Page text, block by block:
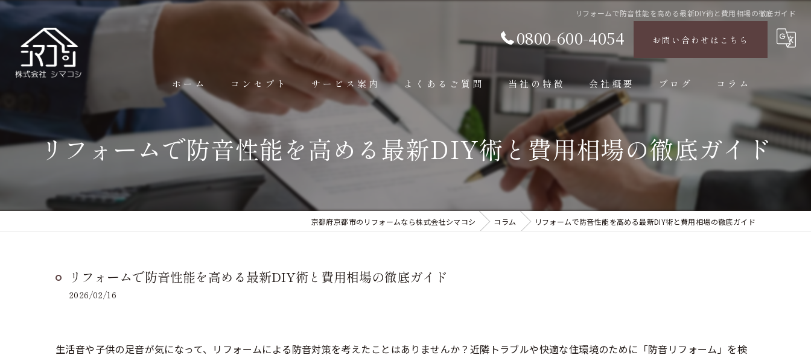
リフォームで防音性能を高める最新DIY術と費用相場の徹底ガイド
0800-600-4054 お問い合わせはこちら
ホーム コンセプト サービス案内
外装工事
よくあるご質問 当社の特徴
内装
外壁
外構
水回り
会社概要 ブログ コラム
リフォームで防音性能を高める最新DIY術と費用相場の徹底ガイド
京都府京都市のリフォームなら株式会社シマコシ コラム リフォームで防音性能を高める最新DIY術と費用相場の徹底ガイド
リフォームで防音性能を高める最新DIY術と費用相場の徹底ガイド
2026/02/16
生活音や子供の足音が気になって、リフォームによる防音対策を考えたことはありませんか？近隣トラブルや快適な住環境のために「防音リフォーム」を検